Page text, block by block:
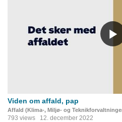
Viden om affald, pap
Affald (Klima-, Miljø- og
793 views 12. december 2022